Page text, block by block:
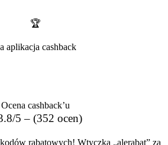
🏆
aplikacja cashback
Ocena cashback’u
5 – (352 ocen)
rabatowych! Wtyczka „alerabat” za